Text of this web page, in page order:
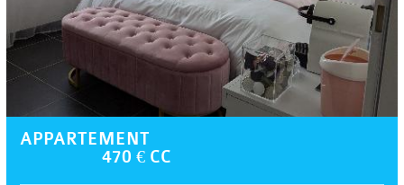
APPARTEMENT
470 € CC